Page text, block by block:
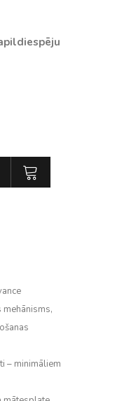
– minimāliem